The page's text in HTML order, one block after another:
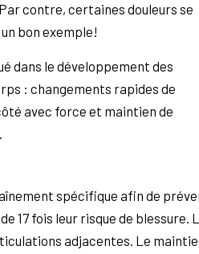
contre, certaines douleurs se
bon exemple!
dans le développement des
: changements rapides de
avec force et maintien de
spécifique afin de
17 fois leur risque de
adjacentes. Le